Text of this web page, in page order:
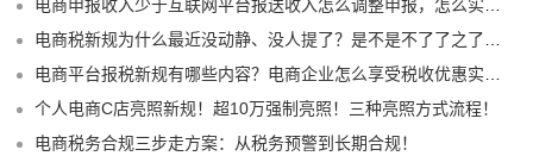
电商申报收入少于互联网平台报送收入怎么调整申报，怎么实现合规申报享受税收优惠！
电商税新规为什么最近没动静、没人提了？是不是不了了之了嘛？
电商平台报税新规有哪些内容？电商企业怎么享受税收优惠实现税务合规？
个人电商C店亮照新规！超10万强制亮照！三种亮照方式流程！
电商税务合规三步走方案：从税务预警到长期合规！